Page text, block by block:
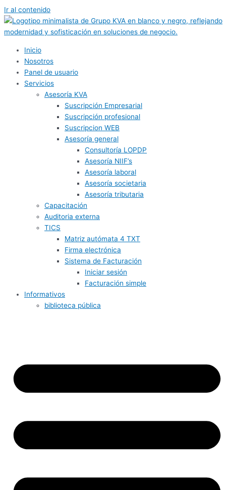
Ir al contenido
Inicio
Nosotros
Panel de usuario
Servicios
Asesoría KVA
Suscripción Empresarial
Suscripción profesional
Suscripcion WEB
Asesoría general
Consultoría LOPDP
Asesoría NIIF’s
Asesoría laboral
Asesoría societaria
Asesoría tributaria
Capacitación
Auditoria externa
TICS
Matriz autómata 4 TXT
Firma electrónica
Sistema de Facturación
Iniciar sesión
Facturación simple
Informativos
biblioteca pública